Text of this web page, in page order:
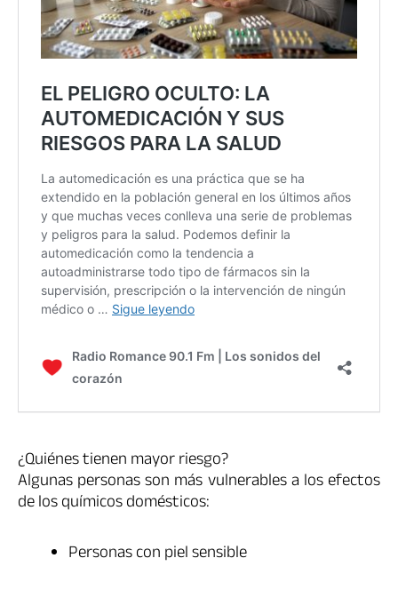
¿Quiénes tienen mayor riesgo?
Algunas personas son más vulnerables a los efectos
de los químicos domésticos:
Personas con piel sensible